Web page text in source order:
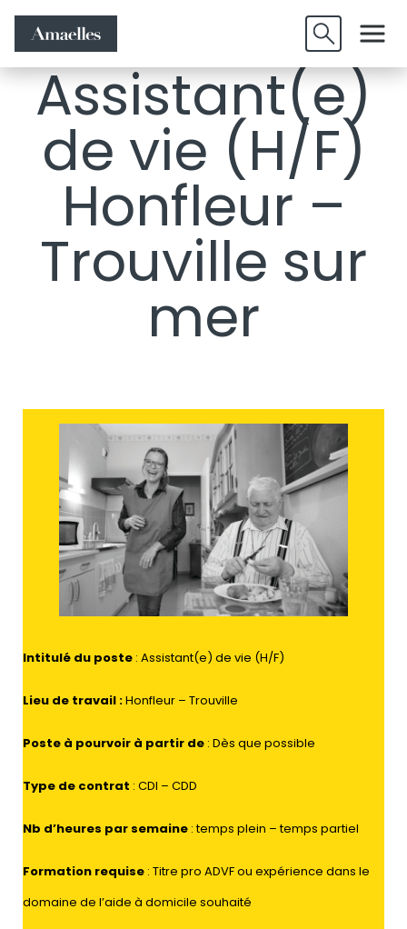
d'emplois
Candidature
spontanée
Assistant(e)
de vie (H/F)
Honfleur –
Trouville sur
mer
Intitulé du poste : Assistant(e) de vie (H/F)
Lieu de travail :Honfleur – Trouville
Poste à pourvoir à partir de : Dès que possible
Type de contrat : CDI – CDD
Nb d’heures par semaine : temps plein – temps partiel
Formation requise : Titre pro ADVF ou expérience dans le
domaine de l’aide à domicile souhaité